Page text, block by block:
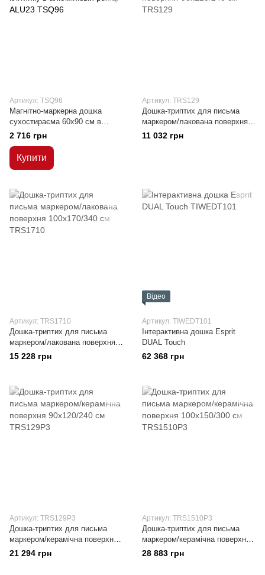
Артикул: TSQ96
Магнітно-маркерна дошка
сухостираєма 60x90 см в
клітинку в алюмінієвій рамці
2 716 грн
Купити
Артикул: TRS129
Дошка-триптих для письма
маркером/лакована поверхня
90x120/240 см
11 032 грн
Артикул: TRS1710
Дошка-триптих для письма
маркером/лакована поверхня
100x170/340 см
15 228 грн
Відео
Артикул: TIWEDT101
Інтерактивна дошка Esprit
DUAL Touch
62 368 грн
Артикул: TRS129P3
Дошка-триптих для письма
маркером/керамічна поверхня
90x120/240 см
21 294 грн
Артикул: TRS1510P3
Дошка-триптих для письма
маркером/керамічна поверхня
100x150/300 см
28 883 грн